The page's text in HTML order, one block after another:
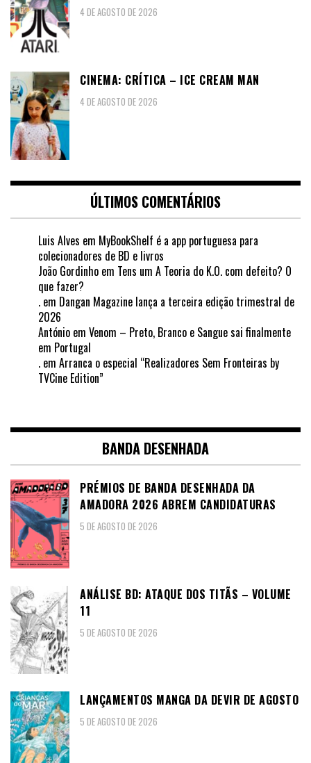
4 DE AGOSTO DE 2026
CINEMA: CRÍTICA – ICE CREAM MAN
4 DE AGOSTO DE 2026
ÚLTIMOS COMENTÁRIOS
Luis Alves em MyBookShelf é a app portuguesa para
colecionadores de BD e livros
João Gordinho em Tens um A Teoria do K.O. com defeito? O
que fazer?
. em Dangan Magazine lança a terceira edição trimestral de
2026
António em Venom – Preto, Branco e Sangue sai finalmente
em Portugal
. em Arranca o especial “Realizadores Sem Fronteiras by
TVCine Edition”
BANDA DESENHADA
PRÉMIOS DE BANDA DESENHADA DA
AMADORA 2026 ABREM CANDIDATURAS
5 DE AGOSTO DE 2026
ANÁLISE BD: ATAQUE DOS TITÃS – VOLUME
11
5 DE AGOSTO DE 2026
LANÇAMENTOS MANGA DA DEVIR DE AGOSTO
5 DE AGOSTO DE 2026